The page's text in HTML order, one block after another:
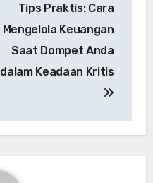
Tips Praktis: Cara
Mengelola Keuangan
Saat Dompet Anda
dalam Keadaan Kritis